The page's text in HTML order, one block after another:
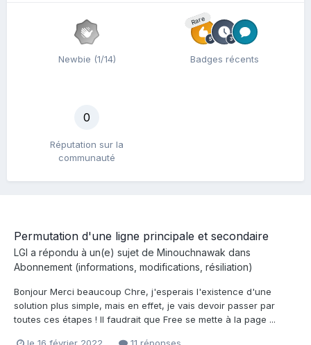
Newbie (1/14)
Rare
Badges récents
0
Réputation sur la
communauté
Permutation d'une ligne principale et secondaire
LGI a répondu à un(e) sujet de Minouchnawak dans
Abonnement (informations, modifications, résiliation)
Bonjour Merci beaucoup Chre, j'esperais l'existence d'une
solution plus simple, mais en effet, je vais devoir passer par
toutes ces étapes ! Il faudrait que Free se mette à la page ...